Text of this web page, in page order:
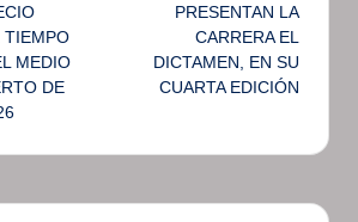
TIEMPO
MEDIO
DE
PRESENTAN LA
CARRERA EL
DICTAMEN, EN SU
CUARTA EDICIÓN